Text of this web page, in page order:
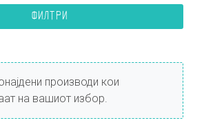
ФИЛТРИ
производи кои
на вашиот избор.